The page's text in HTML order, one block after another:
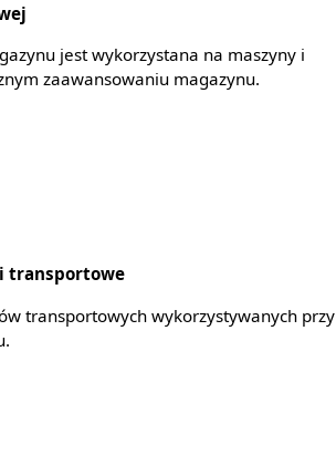
jest wykorzystana na maszyny i
zaawansowaniu magazynu.
transportowe
transportowych wykorzystywanych przy